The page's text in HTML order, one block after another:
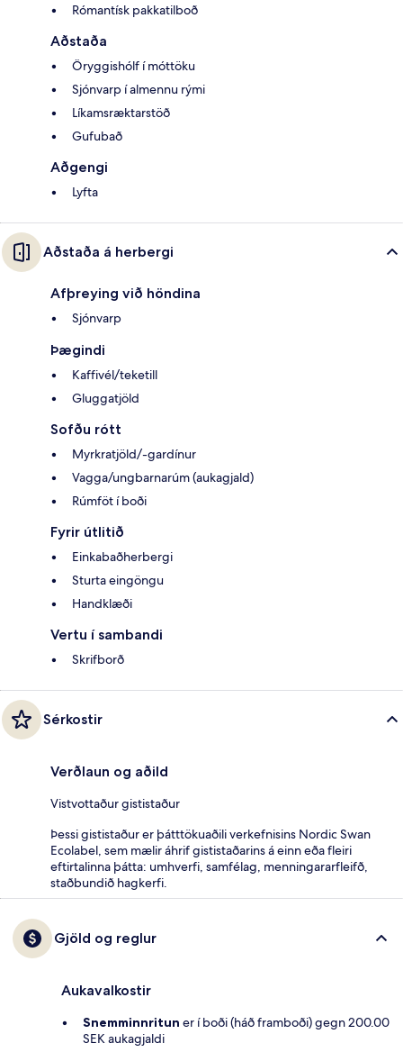
Rómantísk pakkatilboð
Aðstaða
Öryggishólf í móttöku
Sjónvarp í almennu rými
Líkamsræktarstöð
Gufubað
Aðgengi
Lyfta
Aðstaða á herbergi
Afþreying við höndina
Sjónvarp
Þægindi
Kaffivél/teketill
Gluggatjöld
Sofðu rótt
Myrkratjöld/-gardínur
Vagga/ungbarnarúm (aukagjald)
Rúmföt í boði
Fyrir útlitið
Einkabaðherbergi
Sturta eingöngu
Handklæði
Vertu í sambandi
Skrifborð
Sérkostir
Verðlaun og aðild
Vistvottaður gististaður
Þessi gististaður er þátttökuaðili verkefnisins Nordic Swan
Ecolabel, sem mælir áhrif gististaðarins á einn eða fleiri
eftirtalinna þátta: umhverfi, samfélag, menningararfleifð,
staðbundið hagkerfi.
Gjöld og reglur
Aukavalkostir
Snemminnritun er í boði (háð framboði) gegn 200.00
SEK aukagjaldi